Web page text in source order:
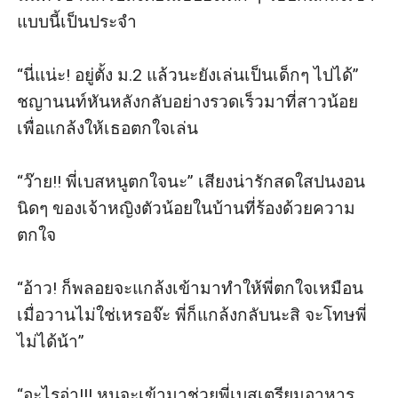
แบบนี้เป็นประจำ
“นี่แน่ะ! อยู่ตั้ง ม.2 แล้วนะยังเล่นเป็นเด็กๆ ไปได้”
ชญานนท์หันหลังกลับอย่างรวดเร็วมาที่สาวน้อย
เพื่อแกล้งให้เธอตกใจเล่น
“ว๊าย!! พี่เบสหนูตกใจนะ” เสียงน่ารักสดใสปนงอน
นิดๆ ของเจ้าหญิงตัวน้อยในบ้านที่ร้องด้วยความ
ตกใจ
“อ้าว! ก็พลอยจะแกล้งเข้ามาทำให้พี่ตกใจเหมือน
เมื่อวานไม่ใช่เหรอจ๊ะ พี่ก็แกล้งกลับนะสิ จะโทษพี่
ไม่ได้น้า”